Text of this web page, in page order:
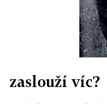
zaslouží víc?